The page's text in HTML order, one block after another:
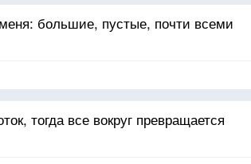
большие, пустые, почти всеми
тогда все вокруг превращается